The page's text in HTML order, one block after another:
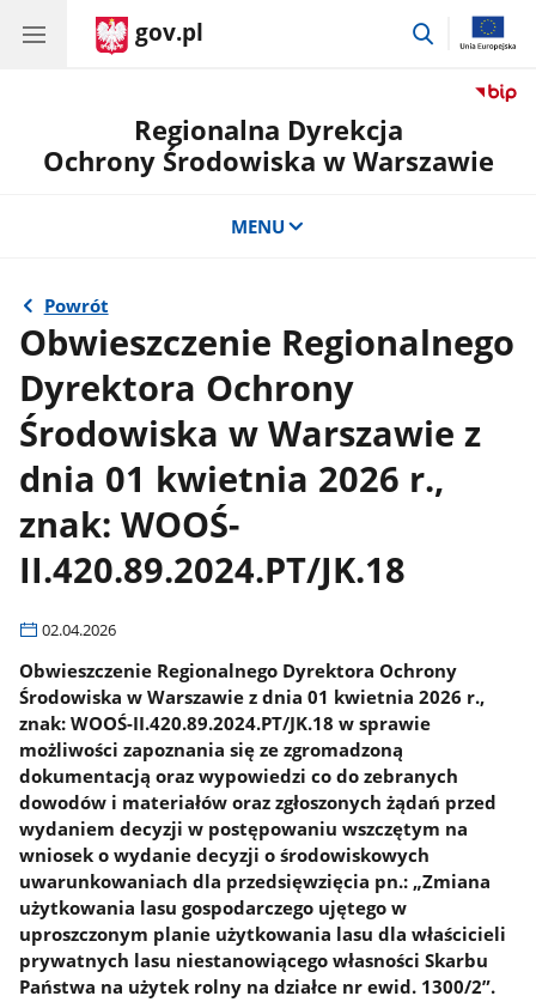
gov.pl
przejdź
Regionalna Dyrekcja
Ochrony Środowiska w Warszawie
MENU
Powrót
Obwieszczenie Regionalnego
Dyrektora Ochrony
Środowiska w Warszawie z
dnia 01 kwietnia 2026 r.,
znak: WOOŚ-
II.420.89.2024.PT/JK.18
02.04.2026
Obwieszczenie Regionalnego Dyrektora Ochrony
Środowiska w Warszawie z dnia 01 kwietnia 2026 r.,
znak: WOOŚ-II.420.89.2024.PT/JK.18 w sprawie
możliwości zapoznania się ze zgromadzoną
dokumentacją oraz wypowiedzi co do zebranych
dowodów i materiałów oraz zgłoszonych żądań przed
wydaniem decyzji w postępowaniu wszczętym na
wniosek o wydanie decyzji o środowiskowych
uwarunkowaniach dla przedsięwzięcia pn.: „Zmiana
użytkowania lasu gospodarczego ujętego w
uproszczonym planie użytkowania lasu dla właścicieli
prywatnych lasu niestanowiącego własności Skarbu
Państwa na użytek rolny na działce nr ewid. 1300/2”.